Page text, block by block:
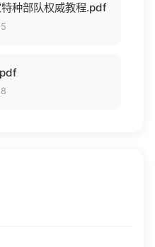
种部队权威教程.pdf